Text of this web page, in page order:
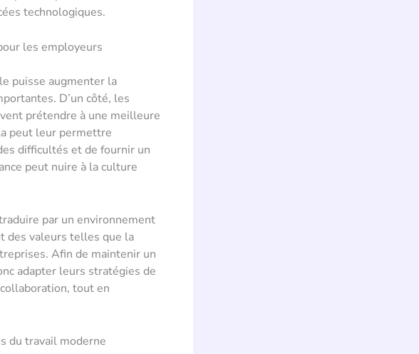
technologiques.
les employeurs
puisse augmenter la
D’un côté, les
prétendre à une meilleure
peut leur permettre
difficultés et de fournir un
peut nuire à la culture
par un environnement
des valeurs telles que la
Afin de maintenir un
adapter leurs stratégies de
tout en
du travail moderne